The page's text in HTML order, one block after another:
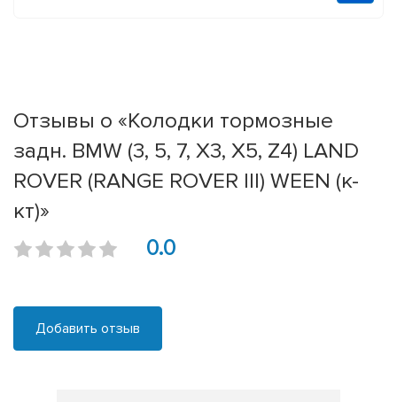
Отзывы о «Колодки тормозные
задн. BMW (3, 5, 7, X3, X5, Z4) LAND
ROVER (RANGE ROVER III) WEEN (к-
кт)»
0.0
Добавить отзыв